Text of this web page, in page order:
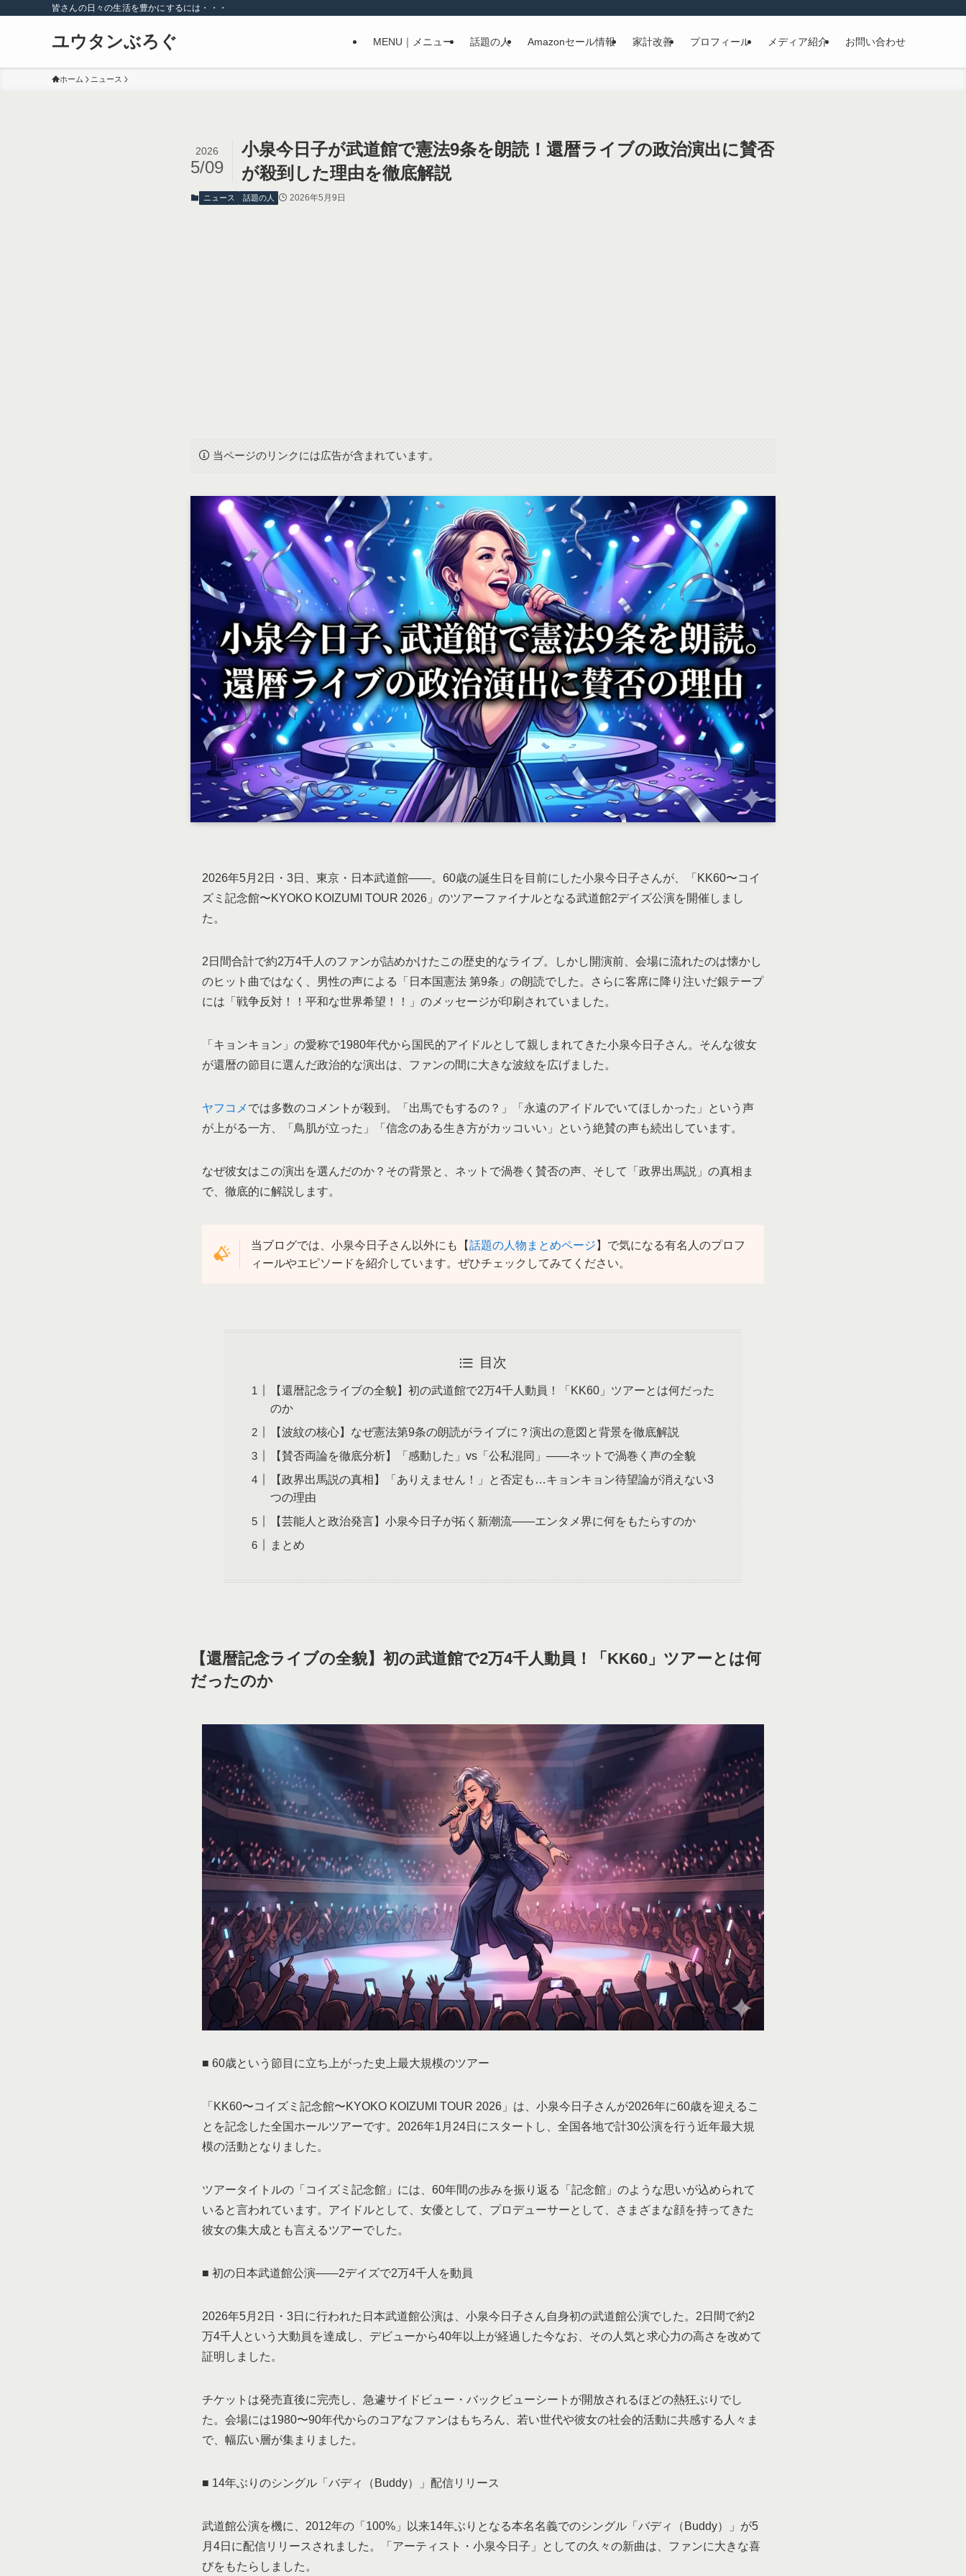
皆さんの日々の生活を豊かにするには・・・
ユウタンぶろぐ MENU｜メニュー 話題の人 Amazonセール情報 家計改善 プロフィール メディア紹介 お問い合わせ
ホーム ニュース
小泉今日子が武道館で憲法9条を朗読！還暦ライブの政治演出に賛否
が殺到した理由を徹底解説
2026
5/09
ニュース 話題の人 2026年5月9日
当ページのリンクには広告が含まれています。
2026年5月2日・3日、東京・日本武道館——。60歳の誕生日を目前にした小泉今日子さんが、「KK60〜コイ
ズミ記念館〜KYOKO KOIZUMI TOUR 2026」のツアーファイナルとなる武道館2デイズ公演を開催しまし
た。
2日間合計で約2万4千人のファンが詰めかけたこの歴史的なライブ。しかし開演前、会場に流れたのは懐かし
のヒット曲ではなく、男性の声による「日本国憲法 第9条」の朗読でした。さらに客席に降り注いだ銀テープ
には「戦争反対！！平和な世界希望！！」のメッセージが印刷されていました。
「キョンキョン」の愛称で1980年代から国民的アイドルとして親しまれてきた小泉今日子さん。そんな彼女
が還暦の節目に選んだ政治的な演出は、ファンの間に大きな波紋を広げました。
ヤフコメ では多数のコメントが殺到。「出馬でもするの？」「永遠のアイドルでいてほしかった」という声
が上がる一方、「鳥肌が立った」「信念のある生き方がカッコいい」という絶賛の声も続出しています。
なぜ彼女はこの演出を選んだのか？その背景と、ネットで渦巻く賛否の声、そして「政界出馬説」の真相ま
で、徹底的に解説します。
当ブログでは、小泉今日子さん以外にも【話題の人物まとめページ 】で気になる有名人のプロフ
ィールやエピソードを紹介しています。ぜひチェックしてみてください。
目次
【還暦記念ライブの全貌】初の武道館で2万4千人動員！「KK60」ツアーとは何だった
のか
【波紋の核心】なぜ憲法第9条の朗読がライブに？演出の意図と背景を徹底解説
【賛否両論を徹底分析】「感動した」vs「公私混同」——ネットで渦巻く声の全貌
【政界出馬説の真相】「ありえません！」と否定も…キョンキョン待望論が消えない3
つの理由
【芸能人と政治発言】小泉今日子が拓く新潮流——エンタメ界に何をもたらすのか
まとめ
【還暦記念ライブの全貌】初の武道館で2万4千人動員！「KK60」ツアーとは何
だったのか
■ 60歳という節目に立ち上がった史上最大規模のツアー
「KK60〜コイズミ記念館〜KYOKO KOIZUMI TOUR 2026」は、小泉今日子さんが2026年に60歳を迎えるこ
とを記念した全国ホールツアーです。2026年1月24日にスタートし、全国各地で計30公演を行う近年最大規
模の活動となりました。
ツアータイトルの「コイズミ記念館」には、60年間の歩みを振り返る「記念館」のような思いが込められて
いると言われています。アイドルとして、女優として、プロデューサーとして、さまざまな顔を持ってきた
彼女の集大成とも言えるツアーでした。
■ 初の日本武道館公演——2デイズで2万4千人を動員
2026年5月2日・3日に行われた日本武道館公演は、小泉今日子さん自身初の武道館公演でした。2日間で約2
万4千人という大動員を達成し、デビューから40年以上が経過した今なお、その人気と求心力の高さを改めて
証明しました。
チケットは発売直後に完売し、急遽サイドビュー・バックビューシートが開放されるほどの熱狂ぶりでし
た。会場には1980〜90年代からのコアなファンはもちろん、若い世代や彼女の社会的活動に共感する人々ま
で、幅広い層が集まりました。
■ 14年ぶりのシングル「バディ（Buddy）」配信リリース
武道館公演を機に、2012年の「100%」以来14年ぶりとなる本名名義でのシングル「バディ（Buddy）」が5
月4日に配信リリースされました。「アーティスト・小泉今日子」としての久々の新曲は、ファンに大きな喜
びをもたらしました。